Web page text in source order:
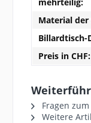
Material
Billardtisch-
Preis in CHF:
Fragen
Weitere